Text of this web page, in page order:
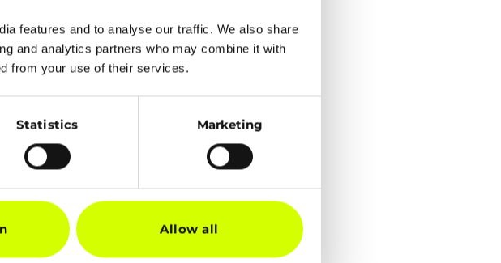
features and to analyse our traffic. We also share
and analytics partners who may combine it with
from your use of their services.
Statistics Marketing
Allow all
IT-bedrijven op aanzienlijke
vooral op hogere niveaus en in
we gerichte oplossingen:
helpen organisaties bij het
en inclusie prioriteit geeft. Zo creëer je
haar unieke bijdrage kan leveren.